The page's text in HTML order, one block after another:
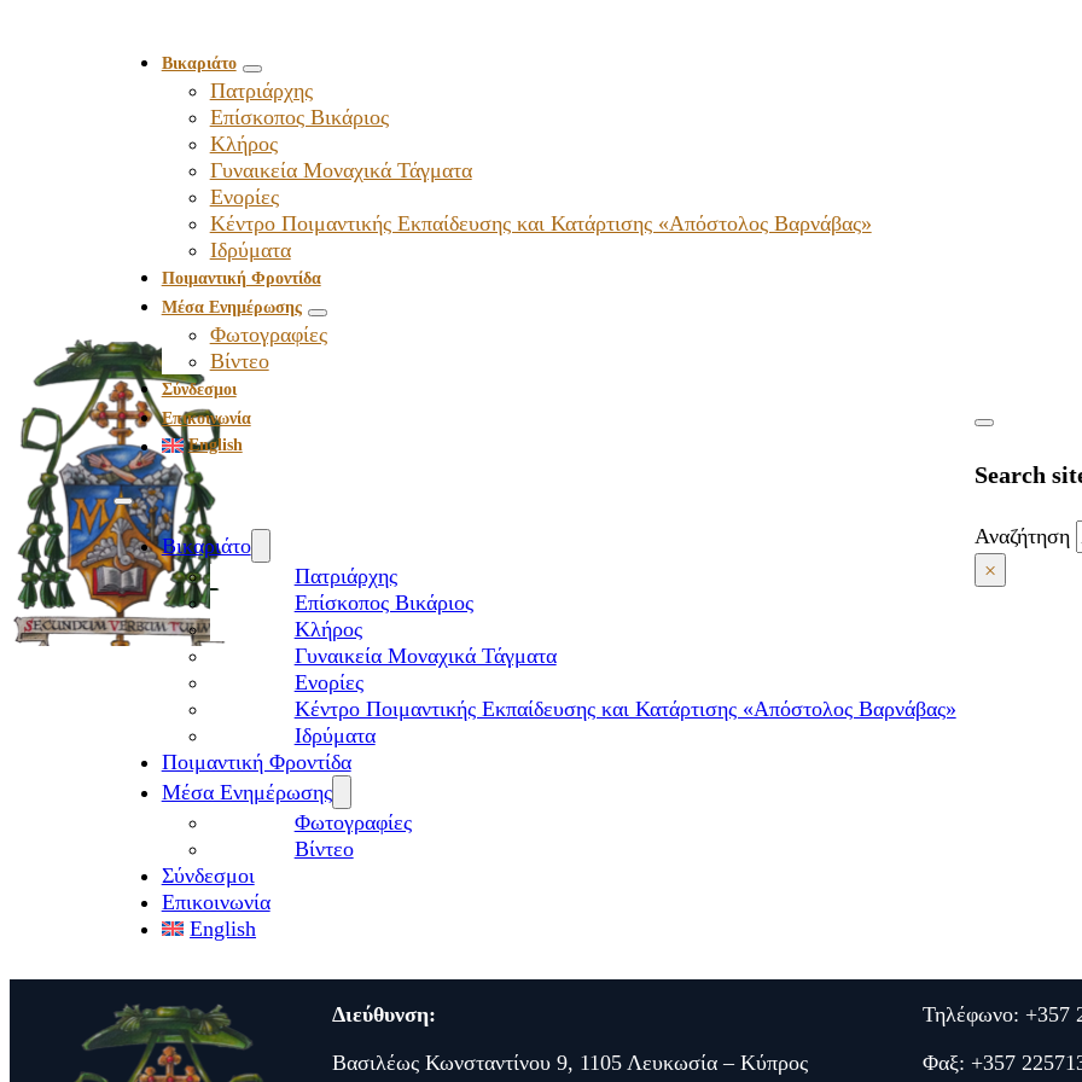
Βικαριάτο
Πατριάρχης
Επίσκοπος Βικάριος
Kλήρος
Γυναικεία Μοναχικά Τάγματα
Ενορίες
Κέντρο Ποιμαντικής Εκπαίδευσης και Κατάρτισης «Απόστολος Βαρνάβας»
Ιδρύματα
Ποιμαντική Φροντίδα
Μέσα Ενημέρωσης
Φωτογραφίες
Βίντεο
Σύνδεσμοι
Επικοινωνία
English
Βικαριάτο
Πατριάρχης
Επίσκοπος Βικάριος
Kλήρος
Γυναικεία Μοναχικά Τάγματα
Ενορίες
Κέντρο Ποιμαντικής Εκπαίδευσης και Κατάρτισης «Απόστολος Βαρνάβας»
Ιδρύματα
Ποιμαντική Φροντίδα
Μέσα Ενημέρωσης
Φωτογραφίες
Βίντεο
Σύνδεσμοι
Επικοινωνία
English
Search
Αναζήτηση
×
Διεύθυνση:
Βασιλέως Κωνσταντίνου 9, 1105 Λευκωσία – Κύπρος
Τηλέφωνο: +357
Φαξ: +357